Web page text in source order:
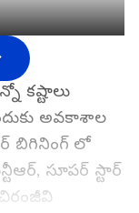
కష్టాలు
అవకాశాల
బిగినింగ్ లో
సూపర్ స్టార్